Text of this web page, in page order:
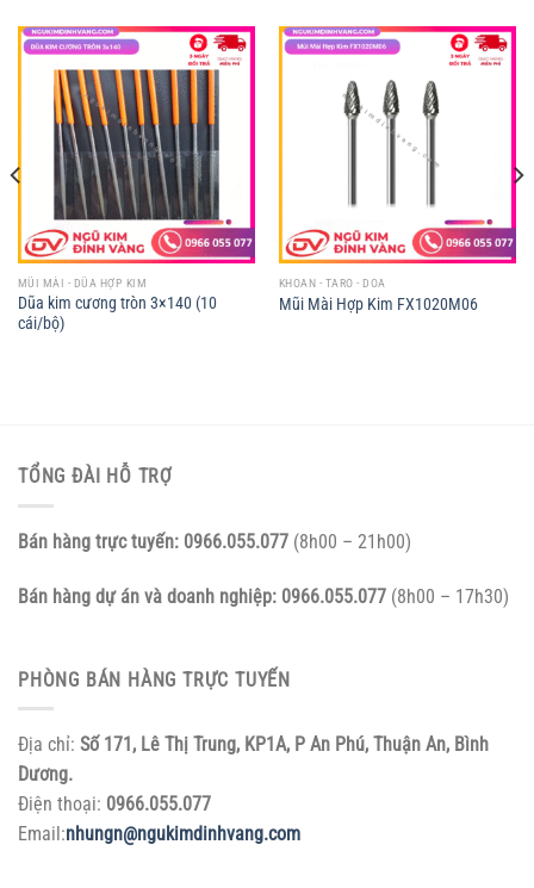
MŨI MÀI - DŨA HỢP KIM
Dũa kim cương tròn 3×140 (10
cái/bộ)
KHOAN - TARO - DOA
Mũi Mài Hợp Kim FX1020M06
TỔNG ĐÀI HỖ TRỢ
Bán hàng trực tuyến: 0966.055.077 (8h00 – 21h00)
Bán hàng dự án và doanh nghiệp: 0966.055.077 (8h00 – 17h30)
PHÒNG BÁN HÀNG TRỰC TUYẾN
Địa chỉ: Số 171, Lê Thị Trung, KP1A, P An Phú, Thuận An, Bình
Dương.
Điện thoại: 0966.055.077
Email:nhungn@ngukimdinhvang.com